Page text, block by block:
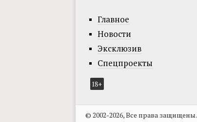
Главное
Новости
Эксклюзив
Спецпроекты
18+
© 2002-2026, Все права защищены.